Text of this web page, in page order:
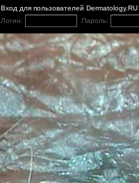
Вход для пользователей Dermatology.RU
Логин:
Пароль: